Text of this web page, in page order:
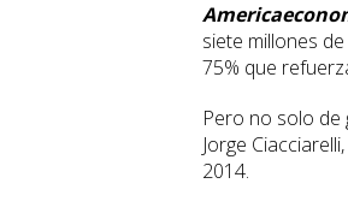
siete millones
75% que
Pero no solo de
Jorge
2014.